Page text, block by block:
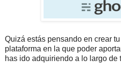
Quizá estás pensando en crear
plataforma en la que poder
has ido adquiriendo a lo largo de